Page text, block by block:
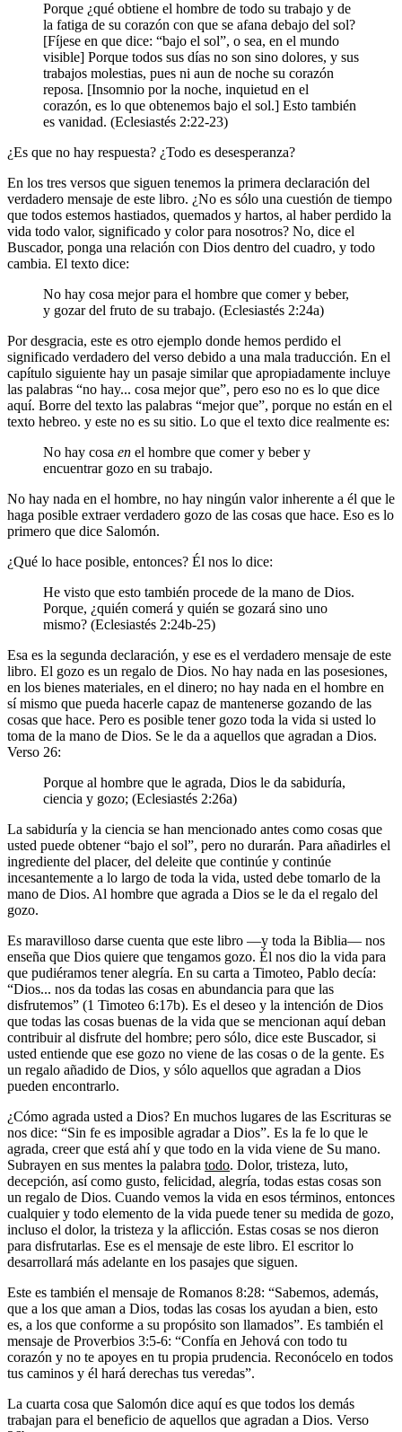
Porque ¿qué obtiene el hombre de todo su trabajo y de
la fatiga de su corazón con que se afana debajo del sol?
[Fíjese en que dice: “bajo el sol”, o sea, en el mundo
visible] Porque todos sus días no son sino dolores, y sus
trabajos molestias, pues ni aun de noche su corazón
reposa. [Insomnio por la noche, inquietud en el
corazón, es lo que obtenemos bajo el sol.] Esto también
es vanidad. (Eclesiastés 2:22-23)
¿Es que no hay respuesta? ¿Todo es desesperanza?
En los tres versos que siguen tenemos la primera declaración del
verdadero mensaje de este libro. ¿No es sólo una cuestión de tiempo
que todos estemos hastiados, quemados y hartos, al haber perdido la
vida todo valor, significado y color para nosotros? No, dice el
Buscador, ponga una relación con Dios dentro del cuadro, y todo
cambia. El texto dice:
No hay cosa mejor para el hombre que comer y beber,
y gozar del fruto de su trabajo. (Eclesiastés 2:24a)
Por desgracia, este es otro ejemplo donde hemos perdido el
significado verdadero del verso debido a una mala traducción. En el
capítulo siguiente hay un pasaje similar que apropiadamente incluye
las palabras “no hay... cosa mejor que”, pero eso no es lo que dice
aquí. Borre del texto las palabras “mejor que”, porque no están en el
texto hebreo. y este no es su sitio. Lo que el texto dice realmente es:
No hay cosa en el hombre que comer y beber y
encuentrar gozo en su trabajo.
No hay nada en el hombre, no hay ningún valor inherente a él que le
haga posible extraer verdadero gozo de las cosas que hace. Eso es lo
primero que dice Salomón.
¿Qué lo hace posible, entonces? Él nos lo dice:
He visto que esto también procede de la mano de Dios.
Porque, ¿quién comerá y quién se gozará sino uno
mismo? (Eclesiastés 2:24b-25)
Esa es la segunda declaración, y ese es el verdadero mensaje de este
libro. El gozo es un regalo de Dios. No hay nada en las posesiones,
en los bienes materiales, en el dinero; no hay nada en el hombre en
sí mismo que pueda hacerle capaz de mantenerse gozando de las
cosas que hace. Pero es posible tener gozo toda la vida si usted lo
toma de la mano de Dios. Se le da a aquellos que agradan a Dios.
Verso 26:
Porque al hombre que le agrada, Dios le da sabiduría,
ciencia y gozo; (Eclesiastés 2:26a)
La sabiduría y la ciencia se han mencionado antes como cosas que
usted puede obtener “bajo el sol”, pero no durarán. Para añadirles el
ingrediente del placer, del deleite que continúe y continúe
incesantemente a lo largo de toda la vida, usted debe tomarlo de la
mano de Dios. Al hombre que agrada a Dios se le da el regalo del
gozo.
Es maravilloso darse cuenta que este libro ―y toda la Biblia― nos
enseña que Dios quiere que tengamos gozo. Él nos dio la vida para
que pudiéramos tener alegría. En su carta a Timoteo, Pablo decía:
“Dios... nos da todas las cosas en abundancia para que las
disfrutemos” (1 Timoteo 6:17b). Es el deseo y la intención de Dios
que todas las cosas buenas de la vida que se mencionan aquí deban
contribuir al disfrute del hombre; pero sólo, dice este Buscador, si
usted entiende que ese gozo no viene de las cosas o de la gente. Es
un regalo añadido de Dios, y sólo aquellos que agradan a Dios
pueden encontrarlo.
¿Cómo agrada usted a Dios? En muchos lugares de las Escrituras se
nos dice: “Sin fe es imposible agradar a Dios”. Es la fe lo que le
agrada, creer que está ahí y que todo en la vida viene de Su mano.
Subrayen en sus mentes la palabra todo. Dolor, tristeza, luto,
decepción, así como gusto, felicidad, alegría, todas estas cosas son
un regalo de Dios. Cuando vemos la vida en esos términos, entonces
cualquier y todo elemento de la vida puede tener su medida de gozo,
incluso el dolor, la tristeza y la aflicción. Estas cosas se nos dieron
para disfrutarlas. Ese es el mensaje de este libro. El escritor lo
desarrollará más adelante en los pasajes que siguen.
Este es también el mensaje de Romanos 8:28: “Sabemos, además,
que a los que aman a Dios, todas las cosas los ayudan a bien, esto
es, a los que conforme a su propósito son llamados”. Es también el
mensaje de Proverbios 3:5-6: “Confía en Jehová con todo tu
corazón y no te apoyes en tu propia prudencia. Reconócelo en todos
tus caminos y él hará derechas tus veredas”.
La cuarta cosa que Salomón dice aquí es que todos los demás
trabajan para el beneficio de aquellos que agradan a Dios. Verso